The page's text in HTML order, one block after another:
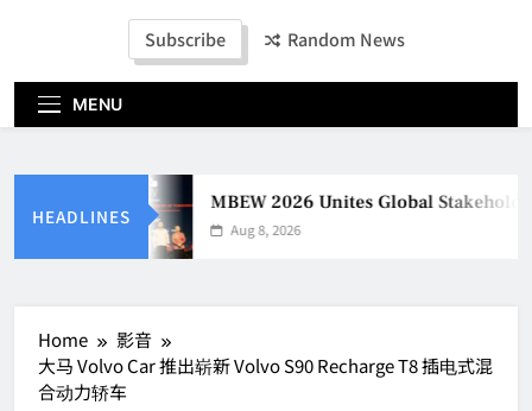
Subscribe Random News
MENU
HEADLINES
MBEW 2026 Unites Global
Aug 8, 2026
Home
影音
大马 Volvo Car 推出崭新 Volvo S90 Recharge T8 插电式混
合动力轿车